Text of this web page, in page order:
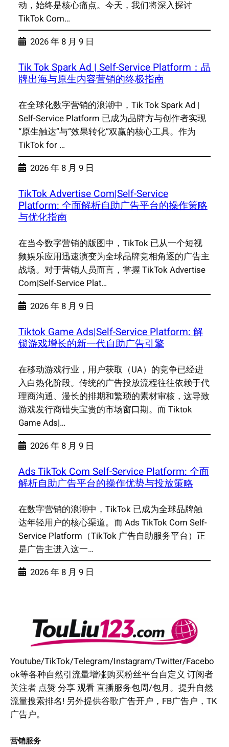
动，始终是核心痛点。今天，我们将深入探讨
TikTok Com…
2026 年 8 月 9 日
Tik Tok Spark Ad | Self-Service Platform：品
牌出海与原生内容营销的终极指南
在全球化数字营销的浪潮中，Tik Tok Spark Ad |
Self-Service Platform 已成为品牌方与创作者实现
“原生触达”与“效果转化”双赢的核心工具。作为
TikTok for …
2026 年 8 月 9 日
TikTok Advertise Com|Self-Service
Platform: 全面解析自助广告平台的操作策略
与优化指南
在当今数字营销的版图中，TikTok 已从一个短视
频娱乐应用迅速演变为全球品牌竞相角逐的广告主
战场。对于营销人员而言，掌握 TikTok Advertise
Com|Self-Service Plat…
2026 年 8 月 9 日
Tiktok Game Ads|Self-Service Platform: 解
锁游戏增长的新一代自助广告引擎
在移动游戏行业，用户获取（UA）的竞争已经进
入白热化阶段。传统的广告投放流程往往依赖于代
理商沟通、漫长的排期和繁琐的素材审核，这导致
游戏发行商错失宝贵的市场窗口期。而 Tiktok
Game Ads|…
2026 年 8 月 9 日
Ads TikTok Com Self-Service Platform: 全面
解析自助广告平台的操作优势与投放策略
在数字营销的浪潮中，TikTok 已成为全球品牌触
达年轻用户的核心渠道。而 Ads TikTok Com Self-
Service Platform（TikTok 广告自助服务平台）正
是广告主进入这一…
2026 年 8 月 9 日
Youtube/TikTok/Telegram/Instagram/Twitter/Facebo
ok等各种自然引流量增涨购买粉丝平台自定义 订阅者
关注者 点赞 分享 观看 直播服务包周/包月。提升自然
流量搜索排名! 另外提供谷歌广告开户，FB广告户，TK
广告户。
营销服务